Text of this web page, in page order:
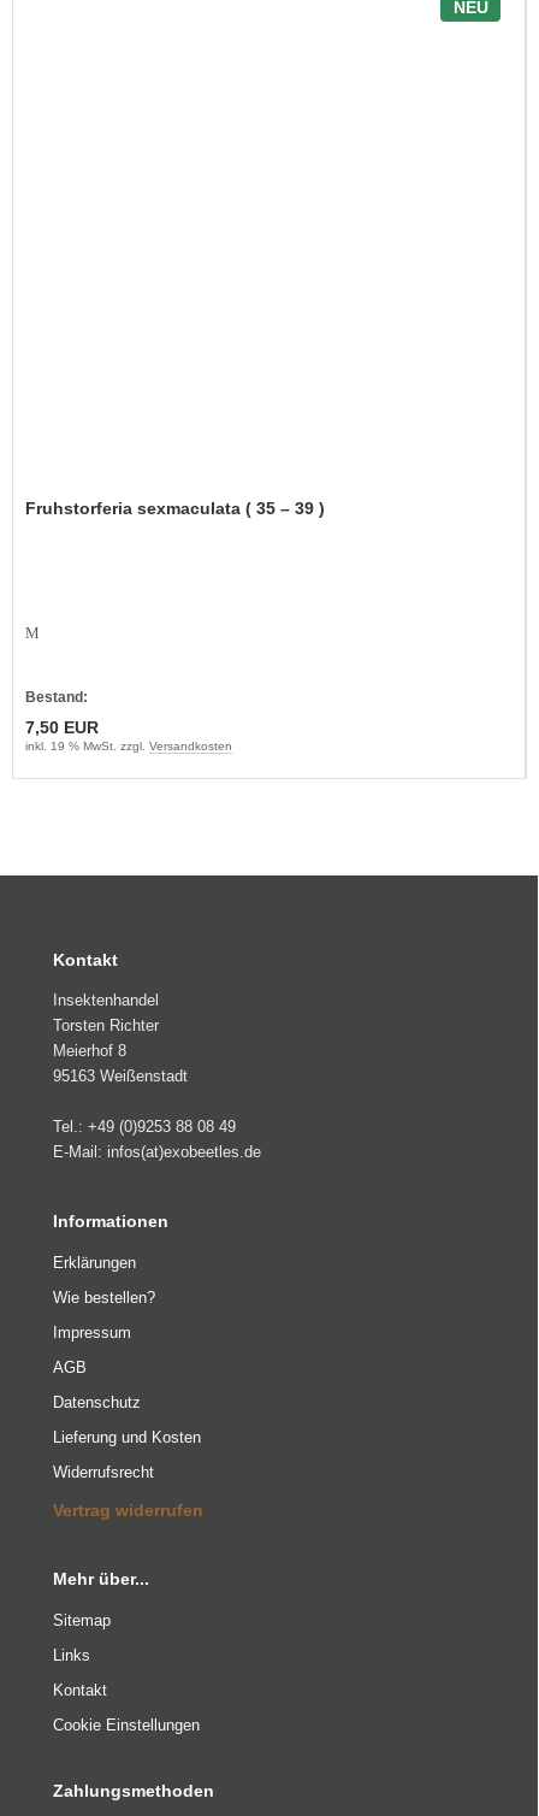
NEU
Fruhstorferia sexmaculata ( 35 – 39 )
M
Bestand:
7,50 EUR
inkl. 19 % MwSt. zzgl. Versandkosten
Kontakt
Insektenhandel
Torsten Richter
Meierhof 8
95163 Weißenstadt
Tel.: +49 (0)9253 88 08 49
E-Mail: infos(at)exobeetles.de
Informationen
Erklärungen
Wie bestellen?
Impressum
AGB
Datenschutz
Lieferung und Kosten
Widerrufsrecht
Vertrag widerrufen
Mehr über...
Sitemap
Links
Kontakt
Cookie Einstellungen
Zahlungsmethoden